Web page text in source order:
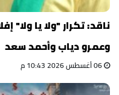
ناقد: تكرار "ولا يا
وعمرو دياب وأحمد سعد